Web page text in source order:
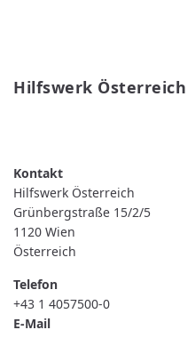
Hilfswerk Österreich
Hilfswerk Österreich
Grünbergstraße 15/2/5
1120 Wien
Österreich
Telefon
+43 1 4057500-0
E-Mail